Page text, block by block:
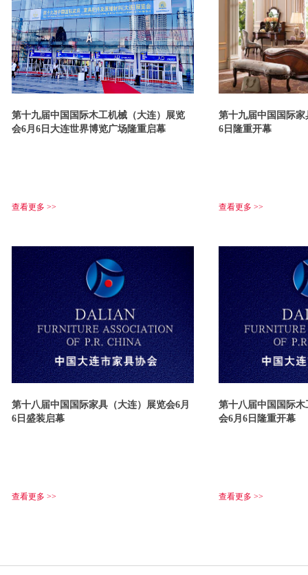
第十九届中国国际木工机械（大连）展览
会6月6日大连世界博览广场隆重启幕
查看更多 >>
第十九届中国国际
6日隆重开幕
查看更多 >>
第十八届中国国际家具（大连）展览会6月
6日盛装启幕
查看更多 >>
第十八届中国国际
会6月6日隆重开幕
查看更多 >>